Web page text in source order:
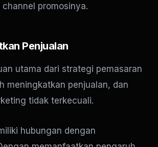
promosinya.
Penjualan
utama dari strategi pemasaran
meningkatkan penjualan, dan
tidak terkecuali.
hubungan dengan